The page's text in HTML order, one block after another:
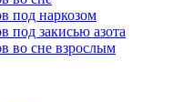
под наркозом
под закисью азота
во сне взрослым